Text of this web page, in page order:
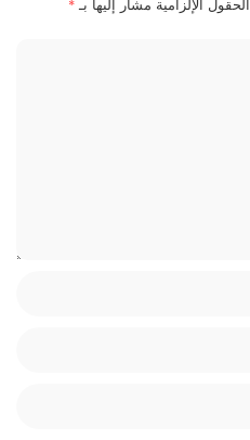
الحقول الإلزامية مشار إليها بـ*